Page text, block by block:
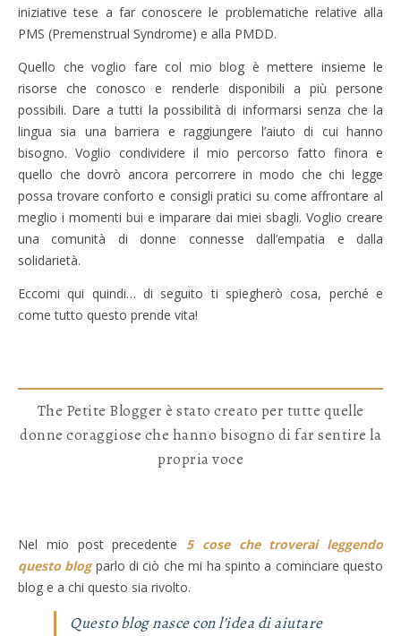
iniziative tese a far conoscere le problematiche relative alla
PMS (Premenstrual Syndrome) e alla PMDD.
Quello che voglio fare col mio blog è mettere insieme le
risorse che conosco e renderle disponibili a più persone
possibili. Dare a tutti la possibilità di informarsi senza che la
lingua sia una barriera e raggiungere l’aiuto di cui hanno
bisogno. Voglio condividere il mio percorso fatto finora e
quello che dovrò ancora percorrere in modo che chi legge
possa trovare conforto e consigli pratici su come affrontare al
meglio i momenti bui e imparare dai miei sbagli. Voglio creare
una comunità di donne connesse dall’empatia e dalla
solidarietà.
Eccomi qui quindi… di seguito ti spiegherò cosa, perché e
come tutto questo prende vita!
The Petite Blogger è stato creato per tutte quelle
donne coraggiose che hanno bisogno di far sentire la
propria voce
Nel mio post precedente 5 cose che troverai leggendo
questo blogparlo di ciò che mi ha spinto a cominciare questo
blog e a chi questo sia rivolto.
Questo blog nasce con l’idea di aiutare